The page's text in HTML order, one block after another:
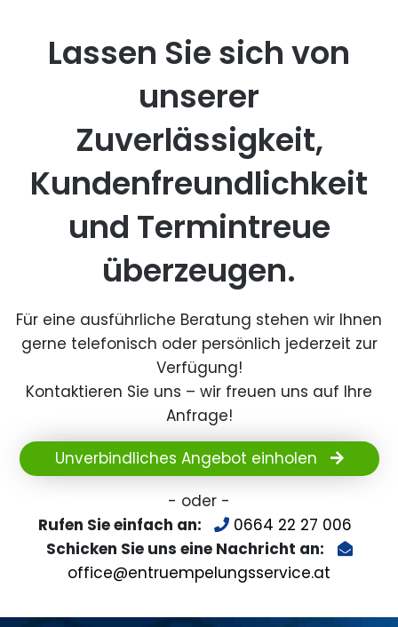
Lassen Sie sich von
unserer
Zuverlässigkeit,
Kundenfreundlichkeit
und Termintreue
überzeugen.
Für eine ausführliche Beratung stehen wir Ihnen
gerne telefonisch oder persönlich jederzeit zur
Verfügung!
Kontaktieren Sie uns – wir freuen uns auf Ihre
Anfrage!
Unverbindliches Angebot einholen
- oder -
Rufen Sie einfach an:
0664 22 27 006
Schicken Sie uns eine Nachricht an:
office@entruempelungsservice.at